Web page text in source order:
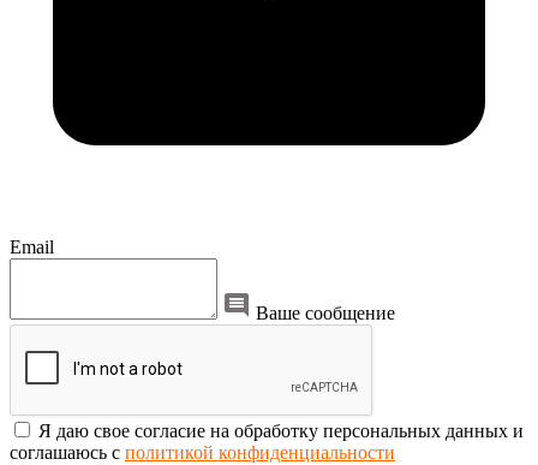
Email
Ваше сообщение
Я даю свое согласие на обработку персональных данных и
соглашаюсь с политикой конфиденциальности